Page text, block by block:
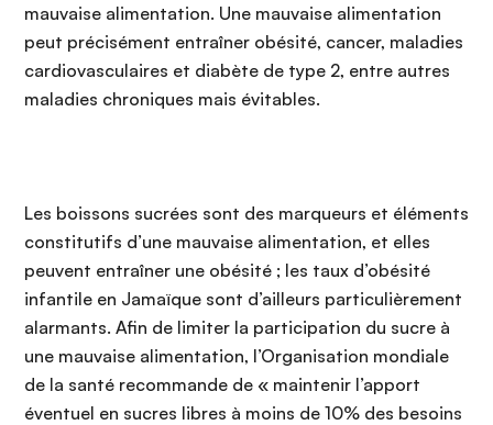
mauvaise alimentation. Une mauvaise alimentation
peut précisément entraîner obésité, cancer, maladies
cardiovasculaires et diabète de type 2, entre autres
maladies chroniques mais évitables.
Les boissons sucrées sont des marqueurs et éléments
constitutifs d’une mauvaise alimentation, et elles
peuvent entraîner une obésité ; les taux d’obésité
infantile en Jamaïque sont d’ailleurs particulièrement
alarmants. Afin de limiter la participation du sucre à
une mauvaise alimentation, l’Organisation mondiale
de la santé recommande de « maintenir l’apport
éventuel en sucres libres à moins de 10% des besoins